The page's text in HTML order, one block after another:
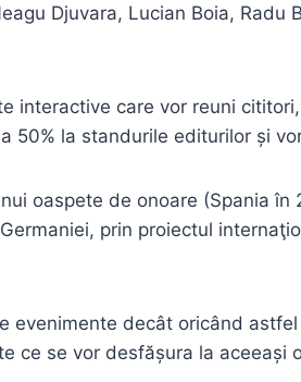
Djuvara, Lucian Boia, Radu
interactive care vor reuni
50% la standurile editurilor și
oaspete de onoare (Spania în
prin proiectul
evenimente decât oricând
ce se vor desfășura la aceeași